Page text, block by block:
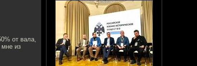
от вала,
мне из